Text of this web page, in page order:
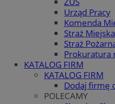
Urząd Pracy
Komenda
Straż Miejska
Straż
Prokuratura
KATALOG FIRM
KATALOG FIRM
Dodaj firmę
POLECAMY